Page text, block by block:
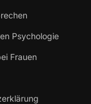
Psychologie
Frauen